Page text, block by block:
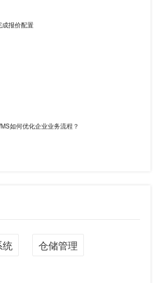
成报价配置
如何优化企业业务流程？
统 仓储管理